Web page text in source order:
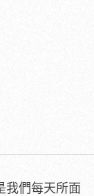
我們每天所面